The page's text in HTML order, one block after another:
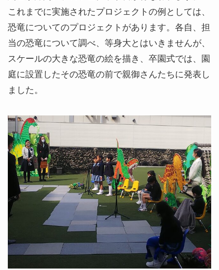
これまでに実施されたプロジェクトの例としては、
恐竜についてのプロジェクトがあります。各自、担
当の恐竜について調べ、等身大とはいきませんが、
スケールの大きな恐竜の絵を描き、卒園式では、園
庭に設置したその恐竜の前で親御さんたちに発表し
ました。